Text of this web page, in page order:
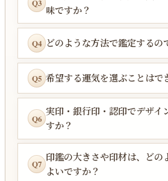
Q3
味ですか？
Q4 どのような方法で鑑定するの
Q5 希望する運気を選ぶことはで
Q6
実印・銀行印・認印でデザイ
すか？
Q7
印鑑の大きさや印材は、どの
よいですか？